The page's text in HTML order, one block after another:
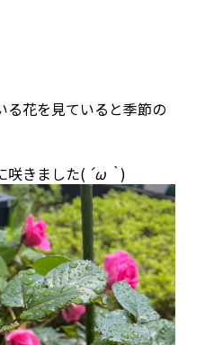
る花を見ていると季節の
咲きました( ´ω｀)